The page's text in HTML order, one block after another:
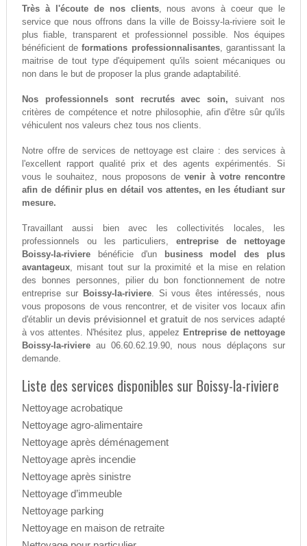
Très à l'écoute de nos clients, nous avons à coeur que le
service que nous offrons dans la ville de Boissy-la-riviere soit le
plus fiable, transparent et professionnel possible. Nos équipes
bénéficient deformations professionnalisantes, garantissant la
maitrise de tout type d'équipement qu'ils soient mécaniques ou
non dans le but de proposer la plus grande adaptabilité.
Nos professionnels sont recrutés avec soin, suivant nos
critères de compétence et notre philosophie, afin d'être sûr qu'ils
véhiculent nos valeurs chez tous nos clients.
Notre offre de services de nettoyage est claire : des services à
l'excellent rapport qualité prix et des agents expérimentés. Si
vous le souhaitez, nous proposons devenir à votre rencontre
afin de définir plus en détail vos attentes, en les étudiant sur
mesure.
Travaillant aussi bien avec les collectivités locales, les
professionnels ou les particuliers,entreprise de nettoyage
Boissy-la-rivierebénéficie d'un
business model des plus
avantageux, misant tout sur la proximité et la mise en relation
des bonnes personnes, pilier du bon fonctionnement de notre
entreprise sur Boissy-la-riviere. Si vous êtes intéressés, nous
vous proposons de vous rencontrer, et de visiter vos locaux afin
d'établir undevis prévisionnel et gratuit de nos services adapté
à vos attentes. N'hésitez plus, appelez Entreprise de nettoyage
Boissy-la-riviereau 06.60.62.19.90, nous nous déplaçons sur
demande.
Liste des services disponibles sur Boissy-la-riviere
Nettoyage acrobatique
Nettoyage agro-alimentaire
Nettoyage après déménagement
Nettoyage après incendie
Nettoyage après sinistre
Nettoyage d’immeuble
Nettoyage parking
Nettoyage en maison de retraite